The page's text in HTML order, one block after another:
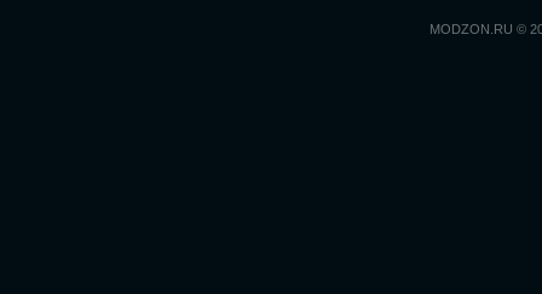
MODZON.RU ©